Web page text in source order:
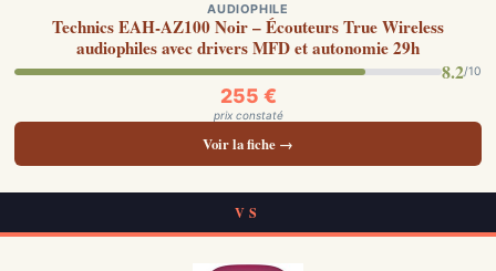
AUDIOPHILE
Technics EAH-AZ100 Noir – Écouteurs True Wireless
audiophiles avec drivers MFD et autonomie 29h
8.2/10
255 €
prix constaté
Voir la fiche →
VS